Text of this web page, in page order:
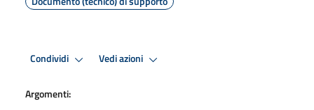
Condividi Vedi azioni
Argomenti: